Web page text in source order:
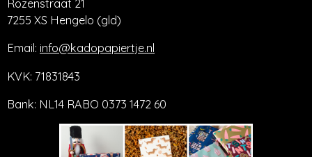
Rozenstraat 21
7255 XS Hengelo (gld)
Email: info@kadopapiertje.nl
KVK: 71831843
Bank: NL14 RABO 0373 1472 60